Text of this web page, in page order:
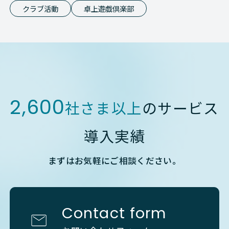
クラブ活動 卓上遊戯倶楽部
2,600社さま以上のサービス
導入実績
まずはお気軽にご相談ください。
Contact form